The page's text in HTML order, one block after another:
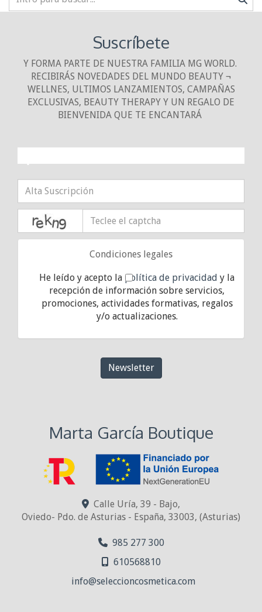
Suscríbete
Y FORMA PARTE DE NUESTRA FAMILIA MG WORLD.
RECIBIRÁS NOVEDADES DEL MUNDO BEAUTY ¬
WELLNES, ULTIMOS LANZAMIENTOS, CAMPAÑAS
EXCLUSIVAS, BEAUTY THERAPY Y UN REGALO DE
BIENVENIDA QUE TE ENCANTARÁ
Condiciones legales
He leído y acepto la política de privacidad y la
recepción de información sobre servicios,
promociones, actividades formativas, regalos
y/o actualizaciones.
Newsletter
Marta García Boutique
Calle Uría, 39 - Bajo,
Oviedo- Pdo. de Asturias - España, 33003, (Asturias)
985 277 300
610568810
info
seleccioncosmetica.com